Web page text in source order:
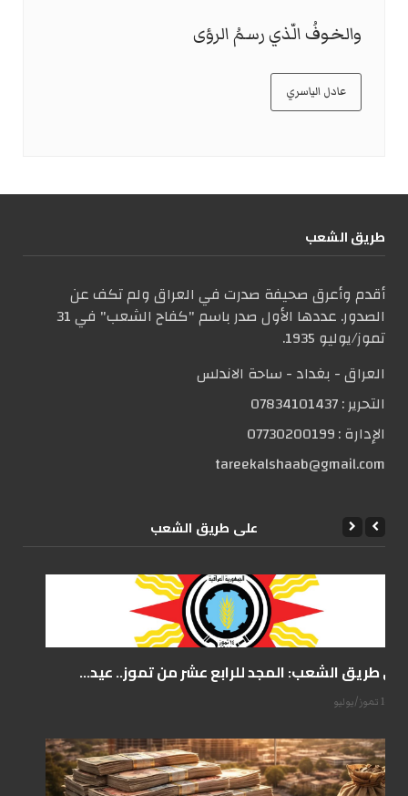
والخوفُ الّذي رسمُ الرؤى
عادل الياسري
طریق الشعب
أقدم وأعرق صحيفة صدرت في العراق ولم تكف عن
الصدور. عددها الأول صدر باسم "كفاح الشعب" في 31
تموز/يوليو 1935.
العراق - بغداد - ساحة الاندلس
التحریر :07834101437
الإدارة :07730200199
tareekalshaab@gmail.com
علی طریق الشعب
على طريق الشعب: المجد للرابع عشر من تموز.. عيد...
14 تموز/يوليو